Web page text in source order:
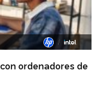
ordenadores de